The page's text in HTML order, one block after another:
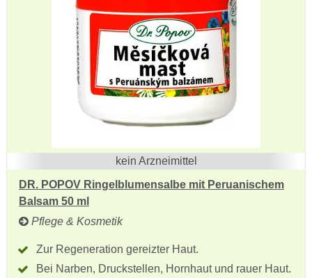
kein Arzneimittel
DR. POPOV Ringelblumensalbe mit Peruanischem
Balsam 50 ml
Pflege & Kosmetik
Zur Regeneration gereizter Haut.
Bei Narben, Druckstellen, Hornhaut und rauer Haut.